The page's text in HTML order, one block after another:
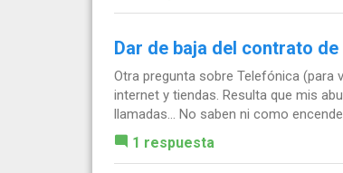
Dar de baja del contrato
Otra pregunta sobre Telefónica (para
internet y tiendas. Resulta que mis
llamadas... No saben ni como
1 respuesta